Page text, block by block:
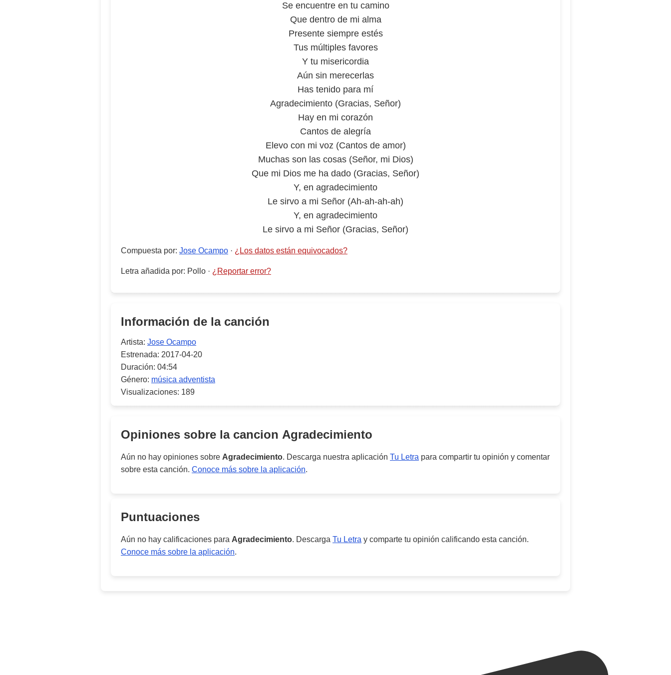
Se encuentre en tu camino
Que dentro de mi alma
Presente siempre estés
Tus múltiples favores
Y tu misericordia
Aún sin merecerlas
Has tenido para mí
Agradecimiento (Gracias, Señor)
Hay en mi corazón
Cantos de alegría
Elevo con mi voz (Cantos de amor)
Muchas son las cosas (Señor, mi Dios)
Que mi Dios me ha dado (Gracias, Señor)
Y, en agradecimiento
Le sirvo a mi Señor (Ah-ah-ah-ah)
Y, en agradecimiento
Le sirvo a mi Señor (Gracias, Señor)
Compuesta por: Jose Ocampo · ¿Los datos están equivocados?
Letra añadida por: Pollo · ¿Reportar error?
Información de la canción
Artista: Jose Ocampo
Estrenada: 2017-04-20
Duración: 04:54
Género: música adventista
Visualizaciones: 189
Opiniones sobre la cancion Agradecimiento
Aún no hay opiniones sobre Agradecimiento. Descarga nuestra aplicación Tu Letra para compartir tu opinión y comentar
sobre esta canción. Conoce más sobre la aplicación.
Puntuaciones
Aún no hay calificaciones para Agradecimiento. Descarga Tu Letra y comparte tu opinión calificando esta canción.
Conoce más sobre la aplicación.